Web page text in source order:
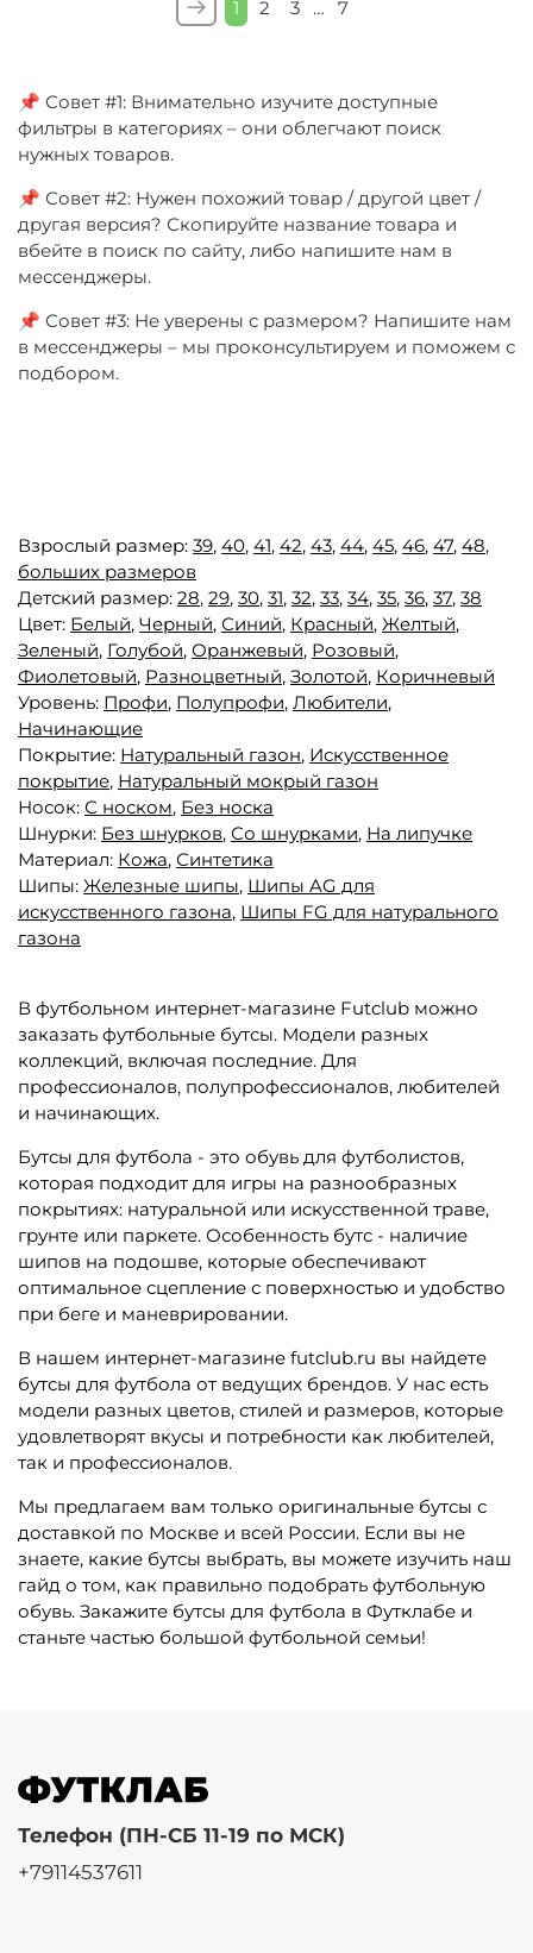
1 2 3 … 7
📌 Совет #1: Внимательно изучите доступные
фильтры в категориях – они облегчают поиск
нужных товаров.
📌 Совет #2: Нужен похожий товар / другой цвет /
другая версия? Скопируйте название товара и
вбейте в поиск по сайту, либо напишите нам в
мессенджеры.
📌 Совет #3: Не уверены с размером? Напишите нам
в мессенджеры – мы проконсультируем и поможем с
подбором.
Взрослый размер: 39, 40, 41, 42, 43, 44, 45, 46, 47, 48,
больших размеров
Детский размер: 28, 29, 30, 31, 32, 33, 34, 35, 36, 37, 38
Цвет: Белый, Черный, Синий, Красный, Желтый,
Зеленый, Голубой, Оранжевый, Розовый,
Фиолетовый, Разноцветный, Золотой, Коричневый
Уровень: Профи, Полупрофи, Любители,
Начинающие
Покрытие: Натуральный газон, Искусственное
покрытие, Натуральный мокрый газон
Носок: С носком, Без носка
Шнурки: Без шнурков, Со шнурками, На липучке
Материал: Кожа, Синтетика
Шипы: Железные шипы, Шипы AG для
искусственного газона, Шипы FG для натурального
газона
В футбольном интернет-магазине Futclub можно
заказать футбольные бутсы. Модели разных
коллекций, включая последние. Для
профессионалов, полупрофессионалов, любителей
и начинающих.
Бутсы для футбола - это обувь для футболистов,
которая подходит для игры на разнообразных
покрытиях: натуральной или искусственной траве,
грунте или паркете. Особенность бутс - наличие
шипов на подошве, которые обеспечивают
оптимальное сцепление с поверхностью и удобство
при беге и маневрировании.
В нашем интернет-магазине futclub.ru вы найдете
бутсы для футбола от ведущих брендов. У нас есть
модели разных цветов, стилей и размеров, которые
удовлетворят вкусы и потребности как любителей,
так и профессионалов.
Мы предлагаем вам только оригинальные бутсы с
доставкой по Москве и всей России. Если вы не
знаете, какие бутсы выбрать, вы можете изучить наш
гайд о том, как правильно подобрать футбольную
обувь. Закажите бутсы для футбола в Футклабе и
станьте частью большой футбольной семьи!
Телефон (ПН-СБ 11-19 по МСК)
+79114537611